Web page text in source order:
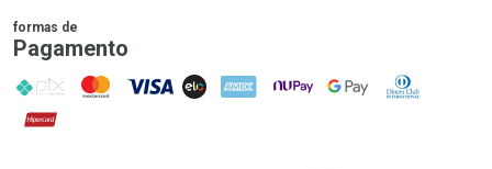
formas de
Pagamento
PIX MasterCard
VISA ELO AMEX NuPay Google PayDiners Club
Hipercard